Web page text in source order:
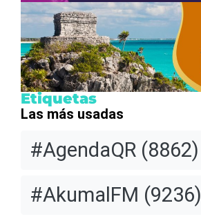
Etiquetas
Las más usadas
#AgendaQR (8862)
#AkumalFM (9236)